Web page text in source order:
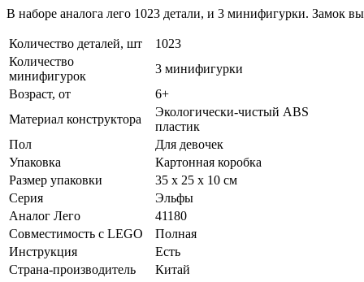
В наборе аналога лего 1023 детали, и 3 минифигурки. Замок
Количество деталей, шт
1023
Количество
минифигурок
3 минифигурки
Возраст, от
6+
Материал конструктора
Экологически-чистый ABS
пластик
Пол
Для девочек
Упаковка
Картонная коробка
Размер упаковки
35 х 25 х 10 см
Серия
Эльфы
Аналог Лего
41180
Совместимость с LEGO
Полная
Инструкция
Есть
Страна-производитель
Китай